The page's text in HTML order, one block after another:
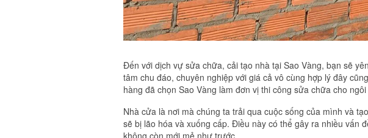
Đến với dịch vự sửa chữa, cải tạo nhà tại Sao Vàng, bạn sẽ
tâm chu đáo, chuyên nghiệp với giá cả vô cùng hợp lý đây
hàng đã chọn Sao Vàng làm đơn vị thi công sửa chữa cho
Nhà cửa là nơi mà chúng ta trải qua cuộc sống của mình và
sẽ bị lão hóa và xuống cấp. Điều này có thể gây ra nhiều vấn